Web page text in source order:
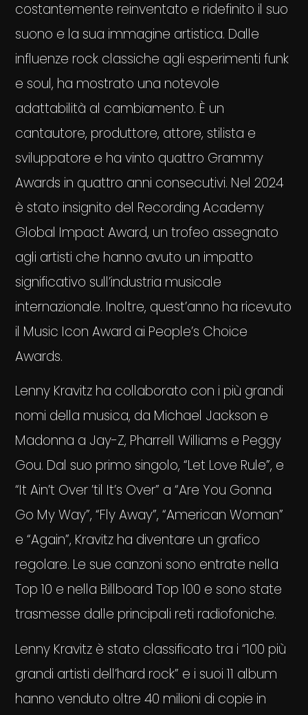
costantemente reinventato e ridefinito il suo
suono e la sua immagine artistica. Dalle
influenze rock classiche agli esperimenti funk
e soul, ha mostrato una notevole
adattabilità al cambiamento. È un
cantautore, produttore, attore, stilista e
sviluppatore e ha vinto quattro Grammy
Awards in quattro anni consecutivi. Nel 2024
è stato insignito del Recording Academy
Global Impact Award, un trofeo assegnato
agli artisti che hanno avuto un impatto
significativo sull’industria musicale
internazionale. Inoltre, quest’anno ha ricevuto
il Music Icon Award ai People’s Choice
Awards.
Lenny Kravitz ha collaborato con i più grandi
nomi della musica, da Michael Jackson e
Madonna a Jay-Z, Pharrell Williams e Peggy
Gou. Dal suo primo singolo, “Let Love Rule”, e
“It Ain’t Over ’til It’s Over” a “Are You Gonna
Go My Way”, “Fly Away”, “American Woman”
e “Again”, Kravitz ha diventare un grafico
regolare. Le sue canzoni sono entrate nella
Top 10 e nella Billboard Top 100 e sono state
trasmesse dalle principali reti radiofoniche.
Lenny Kravitz è stato classificato tra i “100 più
grandi artisti dell’hard rock” e i suoi 11 album
hanno venduto oltre 40 milioni di copie in